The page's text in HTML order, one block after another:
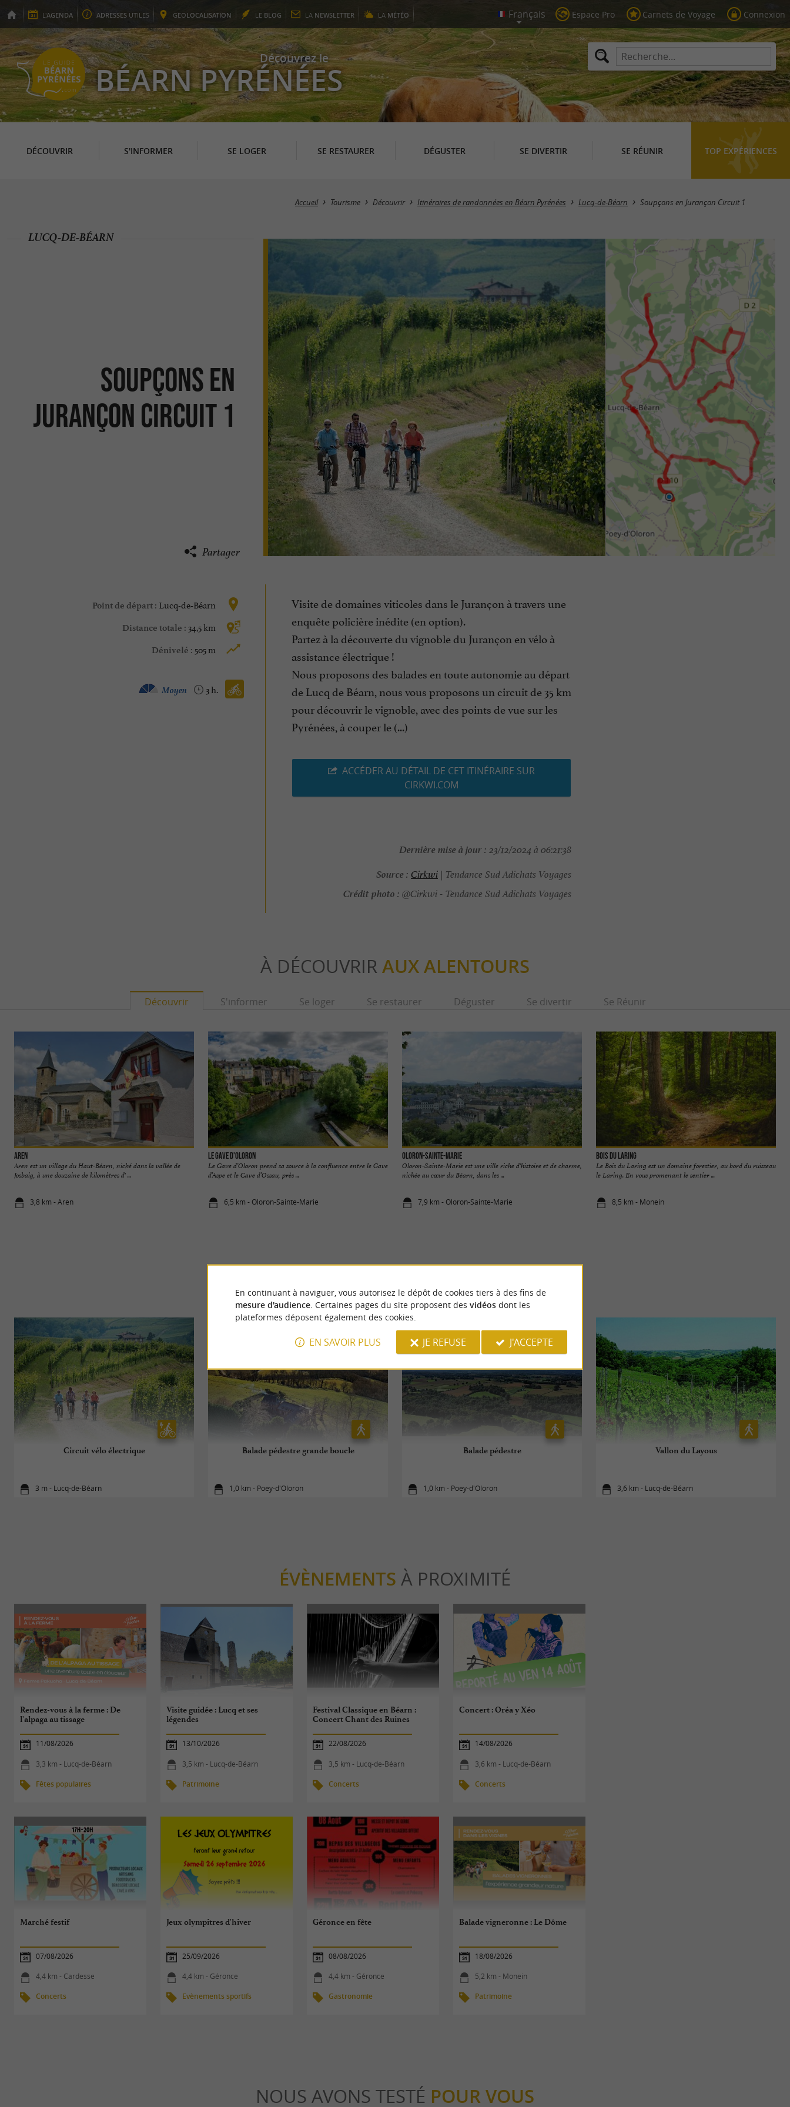
L'AGENDA ADRESSES UTILES GEOLOCALISATION LE BLOG LA NEWSLETTER LA MÉTÉO Espace Pro Carnets de Voyage Connexion
Découvrez le
BÉARN PYRÉNÉES
DÉCOUVRIR S'INFORMER SE LOGER SE RESTAURER DÉGUSTER SE DIVERTIR SE RÉUNIR TOP EXPÉRIENCES
Accueil Tourisme Découvrir Itinéraires de randonnées en Béarn Pyrénées Lucq-de-Béarn Soupçons en Jurançon Circuit 1
Soupçons en
Jurançon Circuit 1
LUCQ-DE-BÉARN
Partager
Point de départ : Lucq-de-Béarn
Distance totale : 34,5 km
Dénivelé : 505 m
Vélo / route :
3 h.
Moyen
Visite de domaines viticoles dans le Jurançon à travers une
enquête policière inédite (en option).
Partez à la découverte du vignoble du Jurançon en vélo à
assistance électrique !
Nous proposons des balades en toute autonomie au départ
de Lucq de Béarn, nous vous proposons un circuit de 35 km
pour découvrir le vignoble, avec des points de vue sur les
Pyrénées, à couper le (...)
ACCÉDER AU DÉTAIL DE CET ITINÉRAIRE SUR
CIRKWI.COM
Dernière mise à jour : 23/12/2024 à 06:21:38
Source : Cirkwi| Tendance Sud Adichats Voyages
Crédit photo : @Cirkwi - Tendance Sud Adichats Voyages
À DÉCOUVRIR AUX ALENTOURS
Découvrir S'informer Se loger Se restaurer Déguster Se divertir Se Réunir
Aren
Aren est un village du Haut-Béarn, niché dans la vallée de
Josbaig, à une douzaine de kilomètres d' ...
3,8 km - Aren
Le Gave d'Oloron
Le Gave d’Oloron prend sa source à la confluence entre le Gave
d’Aspe et le Gave d’Ossau, près ...
6,5 km - Oloron-Sainte-Marie
Oloron-Sainte-Marie
Oloron-Sainte-Marie est une ville riche d'histoire et de charme,
nichée au cœur du Béarn, dans les ...
7,9 km - Oloron-Sainte-Marie
Bois du Laring
Le Bois du Laring est un domaine forestier, au bord du ruisseau
le Laring. En vous promenant le sentier ...
8,5 km - Monein
VOUS AIMEREZAUSSI
Circuit vélo électrique
3 m - Lucq-de-Béarn
Balade pédestre grande boucle
1,0 km - Poey-d'Oloron
Balade pédestre
1,0 km - Poey-d'Oloron
Vallon du Layous
3,6 km - Lucq-de-Béarn
ÉVÈNEMENTS À PROXIMITÉ
Rendez-vous à la ferme : De
l'alpaga au tissage
11/08/2026
3,3 km - Lucq-de-Béarn
Fêtes populaires
Visite guidée : Lucq et ses
légendes
13/10/2026
3,5 km - Lucq-de-Béarn
Patrimoine
Festival Classique en Béarn :
Concert Chant des Ruines
22/08/2026
3,5 km - Lucq-de-Béarn
Concerts
Concert : Oréa y Xéo
14/08/2026
3,6 km - Lucq-de-Béarn
Concerts
Marché festif
07/08/2026
4,4 km - Cardesse
Concerts
Jeux olympitres d'hiver
25/09/2026
4,4 km - Géronce
Evènements sportifs
Géronce en fête
08/08/2026
4,4 km - Géronce
Gastronomie
Balade vigneronne : Le Dôme
18/08/2026
5,2 km - Monein
Patrimoine
NOUS AVONS TESTÉ POUR VOUS
En continuant à naviguer, vous autorisez le dépôt de cookies tiers à des fins de
mesure d'audience. Certaines pages du site proposent des vidéosdont les
plateformes déposent également des cookies.
EN SAVOIR PLUS JE REFUSE J'ACCEPTE